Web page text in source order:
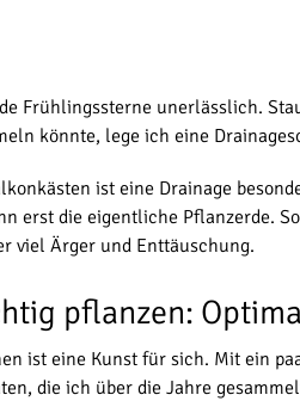
Frühlingssterne unerlässlich.
könnte, lege ich eine
ist eine Drainage
erst die eigentliche Pflanzerde.
viel Ärger und Enttäuschung.
pflanzen:
ist eine Kunst für sich. Mit ein
die ich über die Jahre